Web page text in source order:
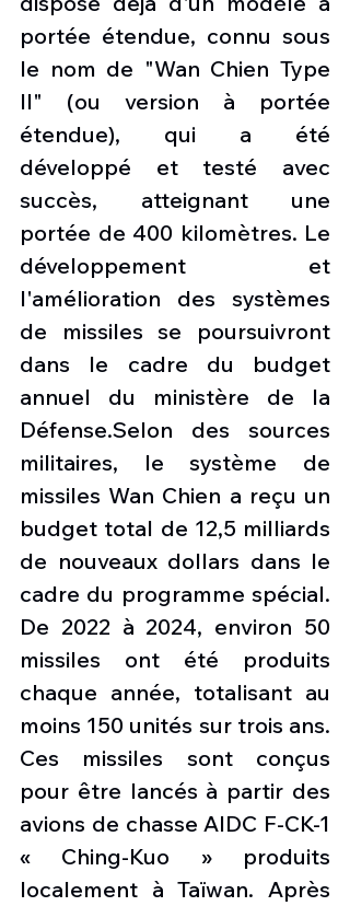
portée étendue, connu sous
le nom de "Wan Chien Type
II" (ou version à portée
étendue), qui a été
développé et testé avec
succès, atteignant une
portée de 400 kilomètres. Le
développement et
l'amélioration des systèmes
de missiles se poursuivront
dans le cadre du budget
annuel du ministère de la
Défense.Selon des sources
militaires, le système de
missiles Wan Chien a reçu un
budget total de 12,5 milliards
de nouveaux dollars dans le
cadre du programme spécial.
De 2022 à 2024, environ 50
missiles ont été produits
chaque année, totalisant au
moins 150 unités sur trois ans.
Ces missiles sont conçus
pour être lancés à partir des
avions de chasse AIDC F-CK-1
« Ching-Kuo » produits
localement à Taïwan. Après